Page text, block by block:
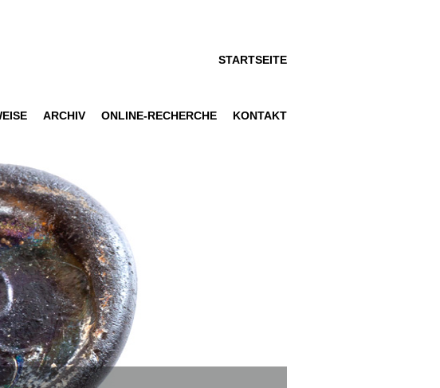
STARTSEITE
ARCHIV ONLINE-RECHERCHE KONTAKT